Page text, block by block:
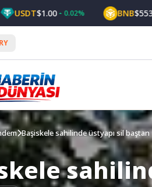
$1.00 0.02% BNB$553.92
Başiskele sahilinde üstyapı sil baştan